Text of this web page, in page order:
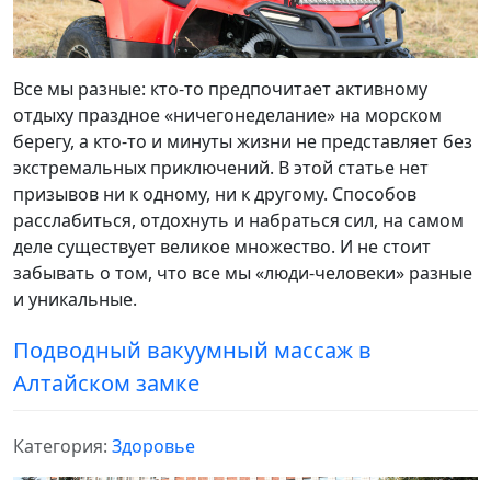
Все мы разные: кто-то предпочитает активному
отдыху праздное «ничегонеделание» на морском
берегу, а кто-то и минуты жизни не представляет без
экстремальных приключений. В этой статье нет
призывов ни к одному, ни к другому. Способов
расслабиться, отдохнуть и набраться сил, на самом
деле существует великое множество. И не стоит
забывать о том, что все мы «люди-человеки» разные
и уникальные.
Подводный вакуумный массаж в
Алтайском замке
Категория: Здоровье